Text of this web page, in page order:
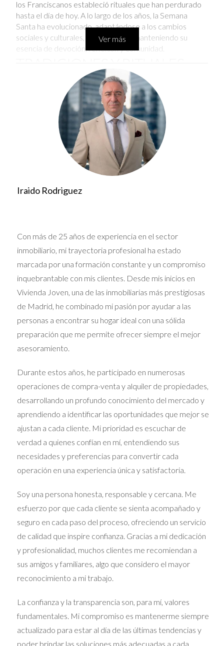
los Franciscanos estableció rituales que han perdurado
hasta el día de hoy. A lo largo de los años, la Semana
Santa ha evolucionado, adaptándose a los cambios
sociales y culturales, pero siempre manteniendo su
esencia de devoción, reflexión y comunidad.
QUE DEFINEN LA SEMANA
La Semana Santa en Madrid se caracteriza por una serie
de tradiciones y rituales que se han transmitido de
generación en generación. Estos elementos son
fundamentales para comprender por qué la celebración
marcado por diferentes procesiones que recorren
de estos actos.
Los Pasos:Las imágenes que se transportan en las
procesiones, conocidas como “pasos”, están
elaboradas con gran detenimiento y simbolismo,
reflejando diferentes momentos de la Pasión de
Cristo.
La Música:
Las bandas de música que acompañan
a las procesiones tocan marchas fúnebres que
llenan el ambiente de solemnidad y emoción. Este
acompañamiento musical realza la experiencia
espiritual y conecta a los participantes con el
La Gastronomía:
Durante esta semana, los
madrileños se deleitan con platos tradicionales,
como el bacalao, las torrijas y otros manjares que
han sido parte de la cultura culinaria en estas
fechas.
ASPECTOS CULTURALES QUE
ENRIQUECEN LA
CELEBRACIÓN
La Semana Santa en Madrid no solo es una celebración
religiosa, sino también un evento cultural que atrae la
música y tradición hace que esta celebración sea
verdaderamente única. La arquitectura de las iglesias y
los templos que participan en las procesiones contribuye
a crear un ambiente místico. La mezcla de lo sagrado y lo
terrenal se manifiesta en cada rincón de Madrid, donde
las calles están adornadas con flores, velas y símbolos de
eventos, lo que fortalece los lazos entre vecinos y
amigos.
CASOS DE ESTUDIO DE
Ver más
Iraido Rodriguez
Con más de 25 años de experiencia en el sector
inmobiliario, mi trayectoria profesional ha estado
marcada por una formación constante y un compromiso
inquebrantable con mis clientes. Desde mis inicios en
Vivienda Joven, una de las inmobiliarias más prestigiosas
de Madrid, he combinado mi pasión por ayudar a las
personas a encontrar su hogar ideal con una sólida
preparación que me permite ofrecer siempre el mejor
asesoramiento.
Durante estos años, he participado en numerosas
operaciones de compra-venta y alquiler de propiedades,
desarrollando un profundo conocimiento del mercado y
aprendiendo a identificar las oportunidades que mejor se
ajustan a cada cliente. Mi prioridad es escuchar de
verdad a quienes confían en mí, entendiendo sus
necesidades y preferencias para convertir cada
operación en una experiencia única y satisfactoria.
Soy una persona honesta, responsable y cercana. Me
esfuerzo por que cada cliente se sienta acompañado y
seguro en cada paso del proceso, ofreciendo un servicio
de calidad que inspire confianza. Gracias a mi dedicación
y profesionalidad, muchos clientes me recomiendan a
sus amigos y familiares, algo que considero el mayor
reconocimiento a mi trabajo.
La confianza y la transparencia son, para mí, valores
fundamentales. Mi compromiso es mantenerme siempre
actualizado para estar al día de las últimas tendencias y
poder brindar las soluciones más adecuadas a cada